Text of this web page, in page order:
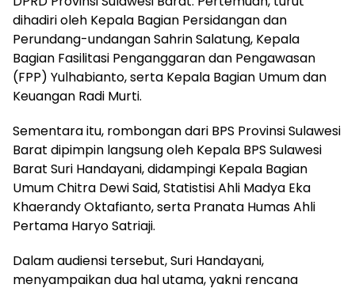
dihadiri oleh Kepala Bagian Persidangan dan
Perundang-undangan Sahrin Salatung, Kepala
Bagian Fasilitasi Penganggaran dan Pengawasan
(FPP) Yulhabianto, serta Kepala Bagian Umum dan
Keuangan Radi Murti.
Sementara itu, rombongan dari BPS Provinsi Sulawesi
Barat dipimpin langsung oleh Kepala BPS Sulawesi
Barat Suri Handayani, didampingi Kepala Bagian
Umum Chitra Dewi Said, Statistisi Ahli Madya Eka
Khaerandy Oktafianto, serta Pranata Humas Ahli
Pertama Haryo Satriaji.
Dalam audiensi tersebut, Suri Handayani,
menyampaikan dua hal utama, yakni rencana